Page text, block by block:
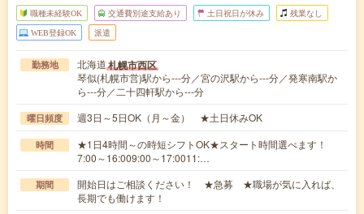
職種未経験OK 交通費別途支給あり 土日祝日が休み 残業なし
WEB登録OK 派遣
勤務地 北海道札幌市西区
琴似(札幌市営)駅から---分／宮の沢駅から---分／発寒南駅か
ら---分／二十四軒駅から---分
曜日頻度 週3日～5日OK（月～金） ★土日休みOK
時間
★1日4時間～の時短シフトOK★スタート時間選べます！
7:00～16:009:00～17:0011:…
期間
開始日はご相談ください！ ★急募 ★職場が気に入れば、
長期でも働けます！